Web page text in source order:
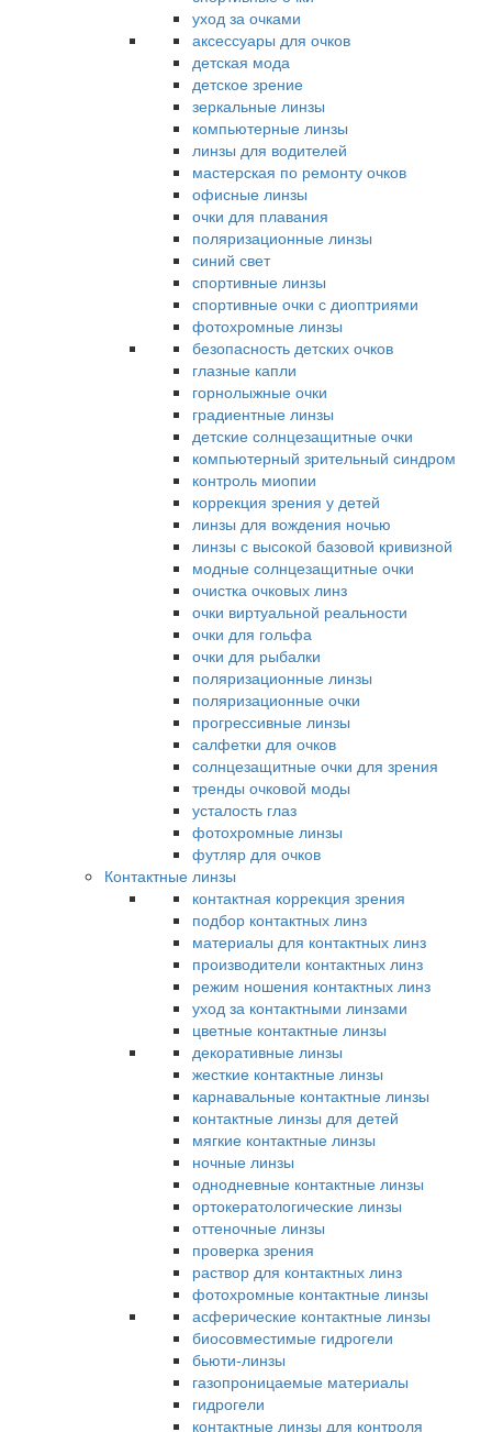
уход за очками
аксессуары для очков
детская мода
детское зрение
зеркальные линзы
компьютерные линзы
линзы для водителей
мастерская по ремонту очков
офисные линзы
очки для плавания
поляризационные линзы
синий свет
спортивные линзы
спортивные очки с диоптриями
фотохромные линзы
безопасность детских очков
глазные капли
горнолыжные очки
градиентные линзы
детские солнцезащитные очки
компьютерный зрительный синдром
контроль миопии
коррекция зрения у детей
линзы для вождения ночью
линзы с высокой базовой кривизной
модные солнцезащитные очки
очистка очковых линз
очки виртуальной реальности
очки для гольфа
очки для рыбалки
поляризационные линзы
поляризационные очки
прогрессивные линзы
салфетки для очков
солнцезащитные очки для зрения
тренды очковой моды
усталость глаз
фотохромные линзы
футляр для очков
Контактные линзы
контактная коррекция зрения
подбор контактных линз
материалы для контактных линз
производители контактных линз
режим ношения контактных линз
уход за контактными линзами
цветные контактные линзы
декоративные линзы
жесткие контактные линзы
карнавальные контактные линзы
контактные линзы для детей
мягкие контактные линзы
ночные линзы
однодневные контактные линзы
ортокератологические линзы
оттеночные линзы
проверка зрения
раствор для контактных линз
фотохромные контактные линзы
асферические контактные линзы
биосовместимые гидрогели
бьюти-линзы
газопроницаемые материалы
гидрогели
контактные линзы для контроля